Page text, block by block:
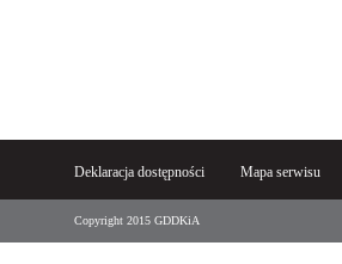
Deklaracja dostępności Mapa serwisu
Copyright 2015 GDDKiA